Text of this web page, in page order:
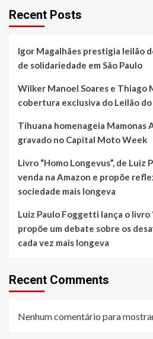
Recent Posts
Igor Magalhães prestigia leilão
de solidariedade em São Paulo
Wilker Manoel Soares e Thiago
cobertura exclusiva do Leilão
Tihuana homenageia Mamonas
gravado no Capital Moto Week
Livro “Homo Longevus”, de Luiz
venda na Amazon e propõe
sociedade mais longeva
Luiz Paulo Foggetti lança o livro
propõe um debate sobre os
cada vez mais longeva
Recent Comments
Nenhum comentário para